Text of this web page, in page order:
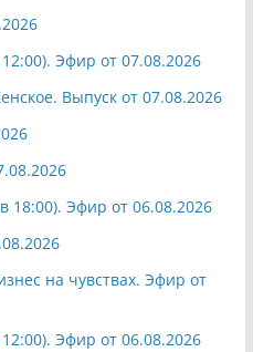
Эфир от 07.08.2026
Выпуск от 07.08.2026
18:00). Эфир от 06.08.2026
на чувствах. Эфир от
Эфир от 06.08.2026